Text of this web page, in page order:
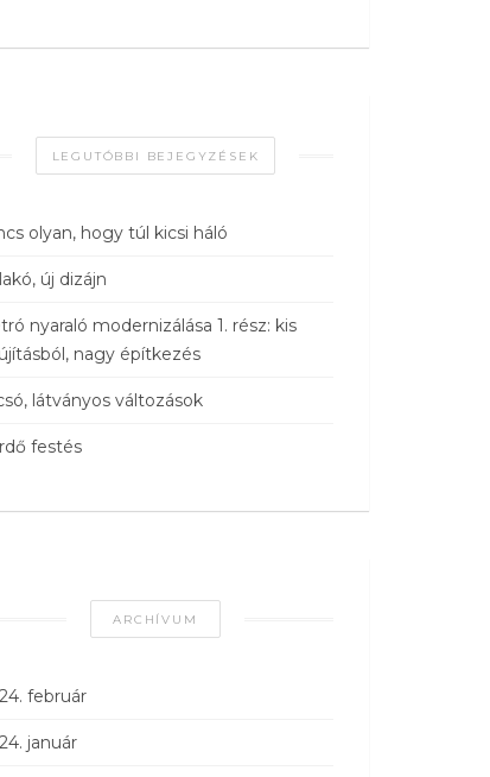
LEGUTÓBBI BEJEGYZÉSEK
olyan, hogy túl kicsi háló
új dizájn
nyaraló modernizálása 1. rész: kis
nagy építkezés
látványos változások
festés
ARCHÍVUM
február
január